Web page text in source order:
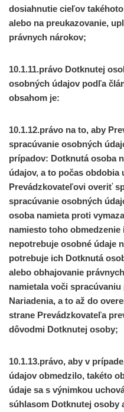
dosiahnutie cieľov
alebo na preukazovanie,
právnych nárokov;
10.1.11.právo Dotknutej
osobných údajov podľa
obsahom je:
10.1.12.právo na to, aby
spracúvanie osobných
prípadov: Dotknutá osoba
údajov, a to počas obdobia
Prevádzkovateľovi overiť
spracúvanie osobných
osoba namieta proti
namiesto toho
nepotrebuje osobné údaje
potrebuje ich Dotknutá
alebo obhajovanie
namietala voči
Nariadenia, a to až do
strane Prevádzkovateľa
dôvodmi Dotknutej osoby;
10.1.13.právo, aby v
údajov obmedzilo, takéto
údaje sa s výnimkou
súhlasom Dotknutej osoby